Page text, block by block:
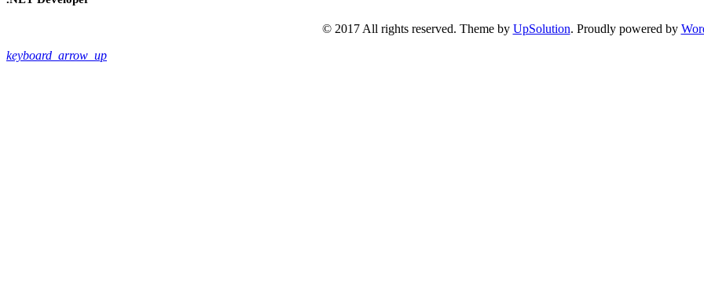
© 2017 All rights reserved. Theme by UpSolution. Proudly powered by
keyboard_arrow_up